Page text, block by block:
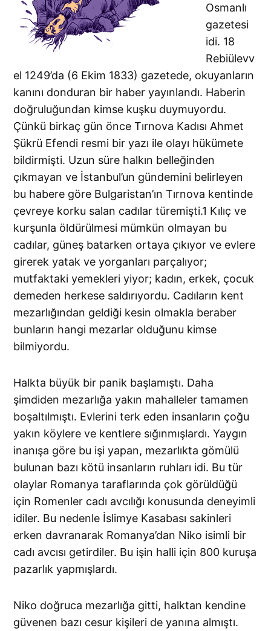
Osmanlı
gazetesi
idi. 18
Rebiülevv
el 1249’da (6 Ekim 1833) gazetede, okuyanların
kanını donduran bir haber yayınlandı. Haberin
doğruluğundan kimse kuşku duymuyordu.
Çünkü birkaç gün önce Tırnova Kadısı Ahmet
Şükrü Efendi resmi bir yazı ile olayı hükümete
bildirmişti. Uzun süre halkın belleğinden
çıkmayan ve İstanbul’un gündemini belirleyen
bu habere göre Bulgaristan’ın Tırnova kentinde
çevreye korku salan cadılar türemişti.1 Kılıç ve
kurşunla öldürülmesi mümkün olmayan bu
cadılar, güneş batarken ortaya çıkıyor ve evlere
girerek yatak ve yorganları parçalıyor;
mutfaktaki yemekleri yiyor; kadın, erkek, çocuk
demeden herkese saldırıyordu. Cadıların kent
mezarlığından geldiği kesin olmakla beraber
bunların hangi mezarlar olduğunu kimse
bilmiyordu.
Halkta büyük bir panik başlamıştı. Daha
şimdiden mezarlığa ya­kın mahalleler tamamen
boşaltılmıştı. Evlerini terk eden insanların çoğu
yakın köylere ve kentlere sığınmışlardı. Yaygın
inanışa göre bu işi yapan, mezarlıkta gömülü
bulunan bazı kötü insanların ruhları idi. Bu tür
olaylar Romanya taraflarında çok görüldüğü
için Romenler cadı avcılığı konusunda deneyimli
idiler. Bu nedenle İslimye Kasabası sakinleri
erken davranarak Romanya’dan Niko isimli bir
cadı avcısı getirdiler. Bu işin halli için 800 kuruşa
pazarlık yapmışlardı.
Niko doğruca mezarlığa gitti, halktan kendine
güvenen bazı cesur kişileri de yanına almıştı.